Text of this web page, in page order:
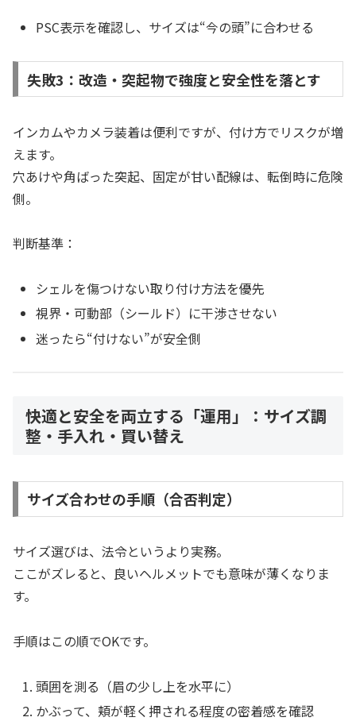
PSC表示を確認し、サイズは“今の頭”に合わせる
失敗3：改造・突起物で強度と安全性を落とす
インカムやカメラ装着は便利ですが、付け方でリスクが増
えます。
穴あけや角ばった突起、固定が甘い配線は、転倒時に危険
側。
判断基準：
シェルを傷つけない取り付け方法を優先
視界・可動部（シールド）に干渉させない
迷ったら“付けない”が安全側
快適と安全を両立する「運用」：サイズ調
整・手入れ・買い替え
サイズ合わせの手順（合否判定）
サイズ選びは、法令というより実務。
ここがズレると、良いヘルメットでも意味が薄くなりま
す。
手順はこの順でOKです。
頭囲を測る（眉の少し上を水平に）
かぶって、頬が軽く押される程度の密着感を確認